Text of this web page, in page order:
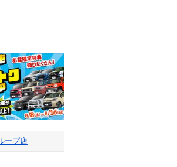
ープ店